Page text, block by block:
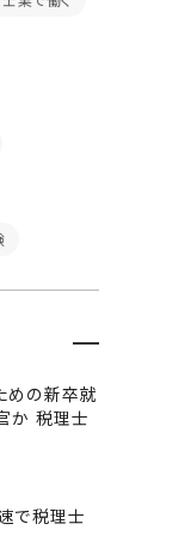
めの新卒就
税理士
で税理士